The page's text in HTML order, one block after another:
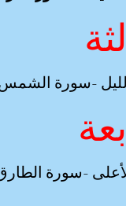
-سورة
-سورة